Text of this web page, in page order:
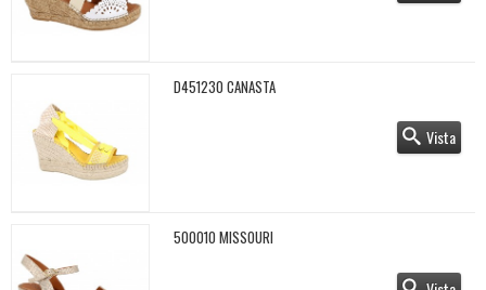
D451230 CANASTA
Vista
500010 MISSOURI